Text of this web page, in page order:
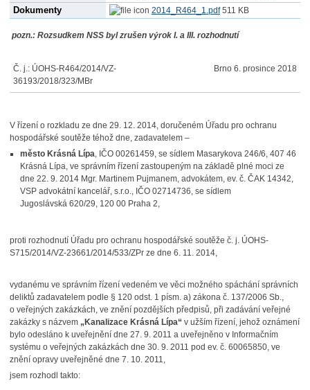
Dokumenty 2014_R464_1.pdf511 KB
pozn.: Rozsudkem NSS byl zrušen výrok I. a III. rozhodnutí
Č. j.:ÚOHS-R464/2014/VZ-
36193/2018/323/MBr
Brno 6. prosince 2018
V řízení o rozkladu ze dne 29. 12. 2014, doručeném Úřadu pro ochranu
hospodářské soutěže téhož dne, zadavatelem –
město Krásná Lípa, IČO 00261459, se sídlem Masarykova 246/6, 407 46
Krásná Lípa, ve správním řízení zastoupeným na základě plné moci ze
dne 22. 9. 2014 Mgr. Martinem Pujmanem, advokátem, ev. č. ČAK 14342,
VSP advokátní kancelář, s.r.o., IČO 02714736, se sídlem
Jugoslávská 620/29, 120 00 Praha 2,
proti rozhodnutí Úřadu pro ochranu hospodářské soutěže č. j. ÚOHS-
S715/2014/VZ-23661/2014/533/ZPr ze dne 6. 11. 2014,
vydanému ve správním řízení vedeném ve věci možného spáchání správních
deliktů zadavatelem podle § 120 odst. 1 písm. a) zákona č. 137/2006 Sb.,
o veřejných zakázkách, ve znění pozdějších předpisů, při zadávání veřejné
zakázky s názvem „Kanalizace Krásná Lípa“ v užším řízení, jehož oznámení
bylo odesláno k uveřejnění dne 27. 9. 2011 a uveřejněno v Informačním
systému o veřejných zakázkách dne 30. 9. 2011 pod ev. č. 60065850, ve
znění opravy uveřejněné dne 7. 10. 2011,
jsem rozhodl takto: